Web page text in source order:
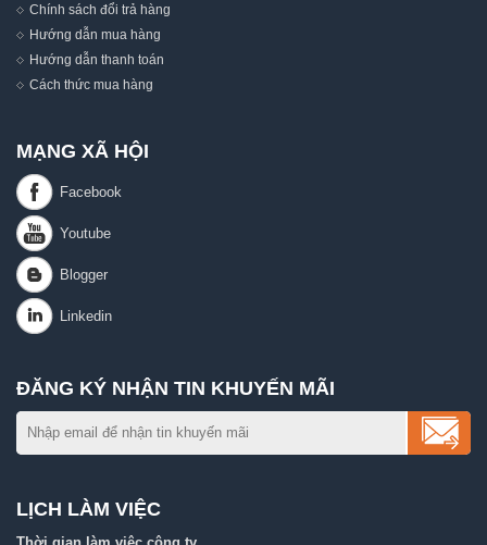
Chính sách đổi trả hàng
Hướng dẫn mua hàng
Hướng dẫn thanh toán
Cách thức mua hàng
MẠNG XÃ HỘI
ĐĂNG KÝ NHẬN TIN KHUYẾN MÃI
LỊCH LÀM VIỆC